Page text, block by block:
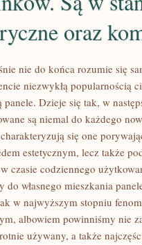
oraz
nie do końca rozumie się
niezwykłą popularnością
Dzieje się tak, w
są niemal do każdego
się one
estetycznym, lecz także
czasie codziennego
do własnego mieszkania
w najwyższym stopniu
albowiem powinniśmy nie
używany, a także